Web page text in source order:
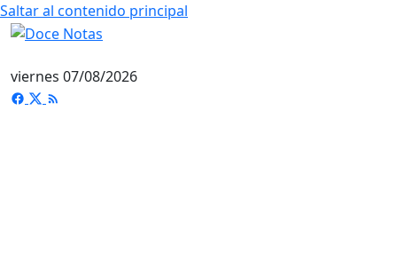
Saltar al contenido principal
viernes 07/08/2026